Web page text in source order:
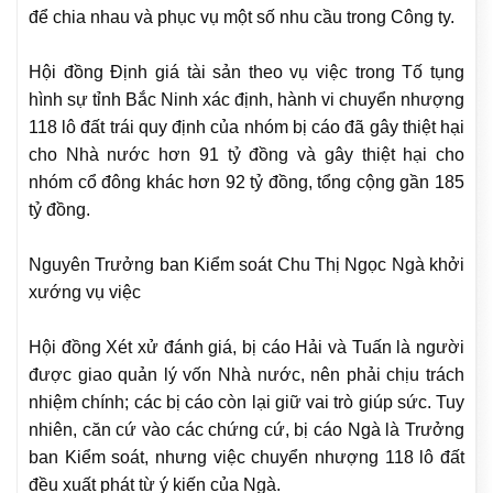
để chia nhau và phục vụ một số nhu cầu trong Công ty.
Hội đồng Định giá tài sản theo vụ việc trong Tố tụng
hình sự tỉnh Bắc Ninh xác định, hành vi chuyển nhượng
118 lô đất trái quy định của nhóm bị cáo đã gây thiệt hại
cho Nhà nước hơn 91 tỷ đồng và gây thiệt hại cho
nhóm cổ đông khác hơn 92 tỷ đồng, tổng cộng gần 185
tỷ đồng.
Nguyên Trưởng ban Kiểm soát Chu Thị Ngọc Ngà khởi
xướng vụ việc
Hội đồng Xét xử đánh giá, bị cáo Hải và Tuấn là người
được giao quản lý vốn Nhà nước, nên phải chịu trách
nhiệm chính; các bị cáo còn lại giữ vai trò giúp sức. Tuy
nhiên, căn cứ vào các chứng cứ, bị cáo Ngà là Trưởng
ban Kiểm soát, nhưng việc chuyển nhượng 118 lô đất
đều xuất phát từ ý kiến của Ngà.